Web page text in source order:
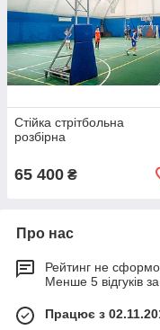
Стійка стрітбольна
розбірна
65 400 ₴
Про нас
Рейтинг не
Менше 5 відгуків
Працює з